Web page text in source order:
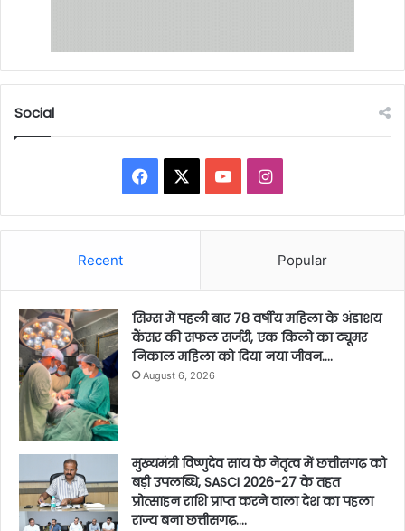
Social
Facebook YouTubeInstagram
Recent Popular
सिम्स में पहली बार 78 वर्षीय महिला के अंडाशय
कैंसर की सफल सर्जरी, एक किलो का ट्यूमर
निकाल महिला को दिया नया जीवन….
August 6, 2026
मुख्यमंत्री विष्णुदेव साय के नेतृत्व में छत्तीसगढ़ को
बड़ी उपलब्धि, SASCI 2026-27 के तहत
प्रोत्साहन राशि प्राप्त करने वाला देश का पहला
राज्य बना छत्तीसगढ़….